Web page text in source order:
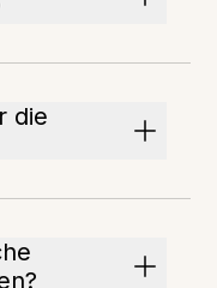
die